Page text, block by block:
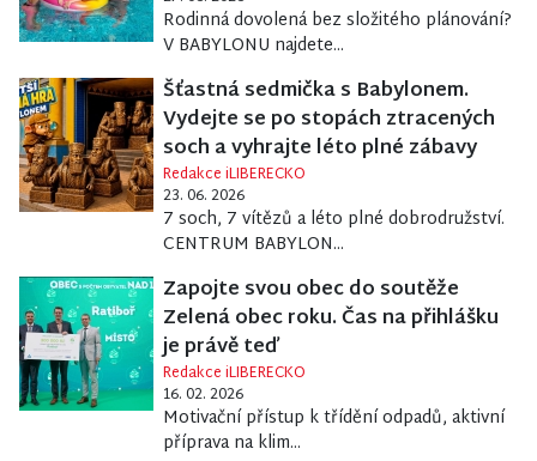
Rodinná dovolená bez složitého plánování?
V BABYLONU najdete...
Šťastná sedmička s Babylonem.
Vydejte se po stopách ztracených
soch a vyhrajte léto plné zábavy
Redakce iLIBERECKO
23. 06. 2026
7 soch, 7 vítězů a léto plné dobrodružství.
CENTRUM BABYLON...
Zapojte svou obec do soutěže
Zelená obec roku. Čas na přihlášku
je právě teď
Redakce iLIBERECKO
16. 02. 2026
Motivační přístup k třídění odpadů, aktivní
příprava na klim...